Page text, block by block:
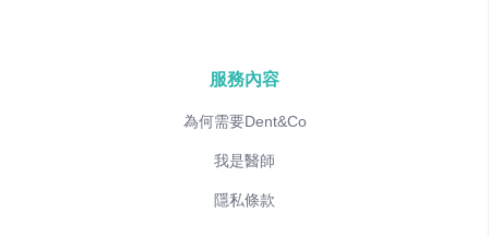
服務內容
為何需要Dent&Co
我是醫師
隱私條款